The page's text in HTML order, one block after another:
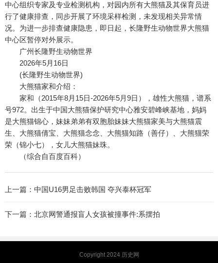
中心组织专家及专业检测机构，对园内所有大熊猫及其保育员进
行了健康排查，同步开展了环境采样检测，未发现相关异常情
况。为进一步排查健康隐患，即日起，长隆野生动物世界大熊猫
中心区暂停对外展示。
广州长隆野生动物世界
2026年5月16日
(长隆野生动物世界)
大熊猫家和介绍：
家和（2015年8月15日-2026年5月9日），雄性大熊猫，谱系
号972。出生于中国大熊猫保护研究中心雅安碧峰峡基地，妈妈
是大熊猫锦心，妹妹弟弟有双胞胎妹妹大熊猫家美与大熊猫震
生、大熊猫倩宝、大熊猫念念、大熊猫知路（善仔）、大熊猫荣
荣（锦小七），女儿大熊猫妹珠。
（综合自百度百科）
上一篇： 中国U16男足击败韩国 夺兴泰杯冠军
下一篇： 北京网警通报盲人女孩被撞事件:系摆拍
Copyright 2024 历史网